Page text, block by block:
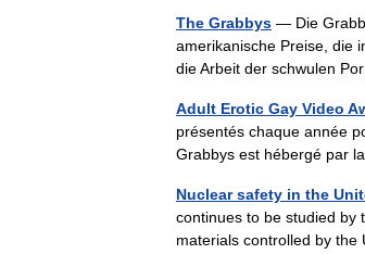
The Grabbys — Die
amerikanische Preise, die
die Arbeit der schwulen
Adult Erotic Gay Video
présentés chaque année
Grabbys est hébergé par
Nuclear safety in the
continues to be studied by
materials controlled by